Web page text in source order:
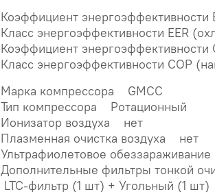
Коэффициент
Класс энергоэффективности EER
Коэффициент
Класс энергоэффективности COP
Марка компрессора GMCC
Тип компрессора Ротационный
Ионизатор воздуха нет
Плазменная очистка воздуха нет
Ультрафиолетовое
Дополнительные фильтры тонкой
LTC-фильтр (1 шт) + Угольный (1 шт)